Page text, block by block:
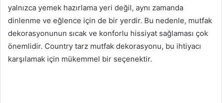
yalnızca yemek hazırlama yeri değil, aynı zamanda
dinlenme ve eğlence için de bir yerdir. Bu nedenle, mutfak
dekorasyonunun sıcak ve konforlu hissiyat sağlaması çok
önemlidir. Country tarz mutfak dekorasyonu, bu ihtiyacı
karşılamak için mükemmel bir seçenektir.